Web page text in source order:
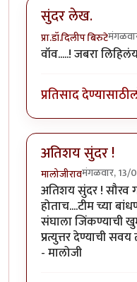
सुंदर लेख.
प्रा.डॉ.दिलीप बिरुटे
वॉव.....! जबरा
प्रतिसाद देण्यासाठी
अतिशय सुंदर !
मालोजीरावमंगळवार, 13/
अतिशय सुंदर ! सौरव
होताच....टीम च्या
संघाला जिंकण्याची
प्रत्युत्तर देण्याची
- मालोजी